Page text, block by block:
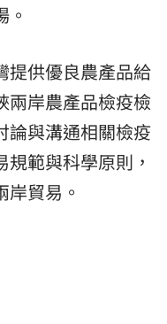
提供優良農產品給
兩岸農產品檢疫檢
論與溝通相關檢疫
範與科學原則，
貿易。